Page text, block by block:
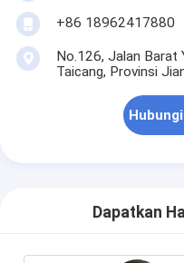
+86 18962417880
No.126, Jalan Barat
Taicang, Provinsi
Dapatkan